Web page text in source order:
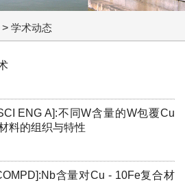
> 学术动态
ENG A]:不同W含量的W包覆Cu
料的组织与特性
含量对Cu - 10Fe复合材